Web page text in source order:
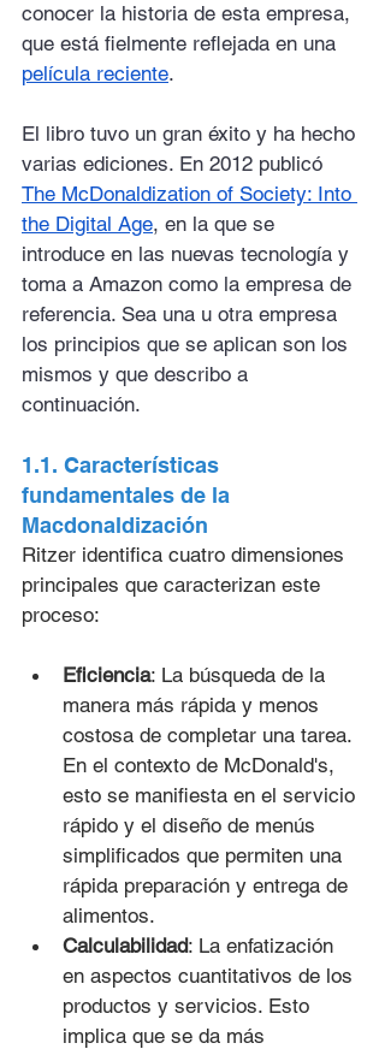
conocer la historia de esta empresa,
que está fielmente reflejada en una
película reciente.
El libro tuvo un gran éxito y ha hecho
varias ediciones. En 2012 publicó
The McDonaldization of Society: Into
the Digital Age, en la que se
introduce en las nuevas tecnología y
toma a Amazon como la empresa de
referencia. Sea una u otra empresa
los principios que se aplican son los
mismos y que describo a
continuación.
1.1. Características
fundamentales de la
Macdonaldización
Ritzer identifica cuatro dimensiones
principales que caracterizan este
proceso:
Eficiencia: La búsqueda de la
manera más rápida y menos
costosa de completar una tarea.
En el contexto de McDonald's,
esto se manifiesta en el servicio
rápido y el diseño de menús
simplificados que permiten una
rápida preparación y entrega de
alimentos.
Calculabilidad: La enfatización
en aspectos cuantitativos de los
productos y servicios. Esto
implica que se da más